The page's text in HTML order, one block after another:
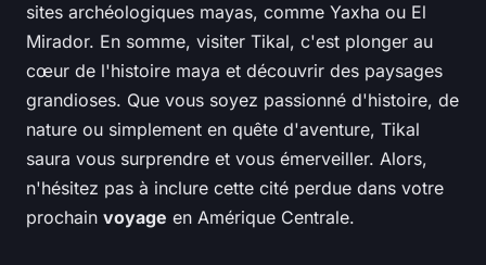
sites archéologiques mayas, comme Yaxha ou El
Mirador. En somme, visiter Tikal, c'est plonger au
cœur de l'histoire maya et découvrir des paysages
grandioses. Que vous soyez passionné d'histoire, de
nature ou simplement en quête d'aventure, Tikal
saura vous surprendre et vous émerveiller. Alors,
n'hésitez pas à inclure cette cité perdue dans votre
prochain voyage en Amérique Centrale.